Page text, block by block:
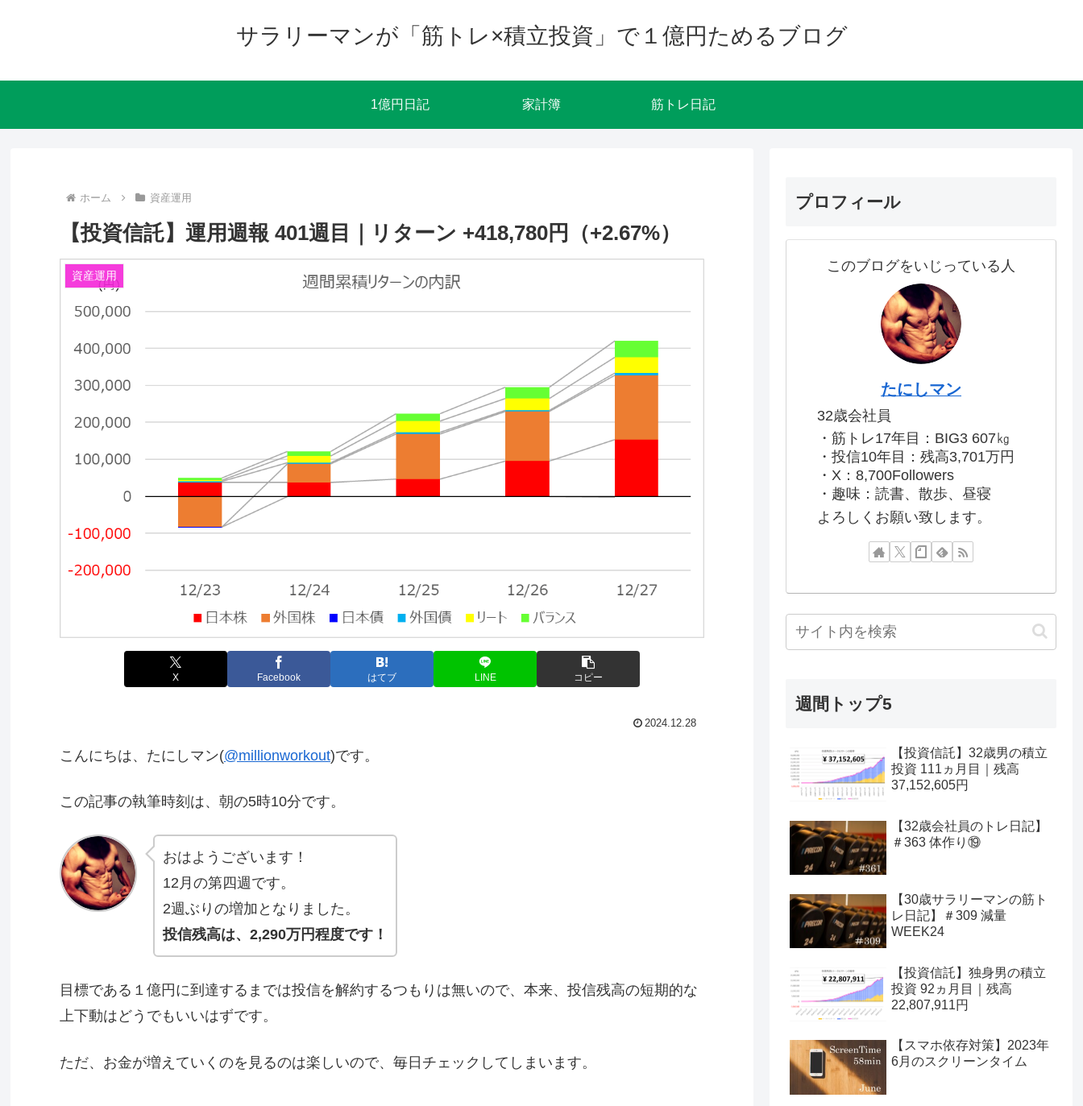
サラリーマンが「筋トレ×積立投資」で１億円ためるブログ
1億円日記 家計簿 筋トレ日記
ホーム 資産運用
【投資信託】運用週報 401週目｜リターン +418,780円（+2.67%）
資産運用
X Facebook はてブ LINE コピー
2024.12.28
こんにちは、たにしマン(@millionworkout)です。
この記事の執筆時刻は、朝の5時10分です。
おはようございます！
12月の第四週です。
2週ぶりの増加となりました。
投信残高は、2,290万円程度です！
目標である１億円に到達するまでは投信を解約するつもりは無いので、本来、投信残高の短期的な
上下動はどうでもいいはずです。
ただ、お金が増えていくのを見るのは楽しいので、毎日チェックしてしまいます。
プロフィール
このブログをいじっている人
たにしマン
32歳会社員
・筋トレ17年目：BIG3 607㎏
・投信10年目：残高3,701万円
・X：8,700Followers
・趣味：読書、散歩、昼寝
よろしくお願い致します。
週間トップ5
【投資信託】32歳男の積立
投資 111ヵ月目｜残高
37,152,605円
【32歳会社員のトレ日記】
＃363 体作り⑲
【30歳サラリーマンの筋ト
レ日記】＃309 減量
WEEK24
【投資信託】独身男の積立
投資 92ヵ月目｜残高
22,807,911円
【スマホ依存対策】2023年
6月のスクリーンタイム